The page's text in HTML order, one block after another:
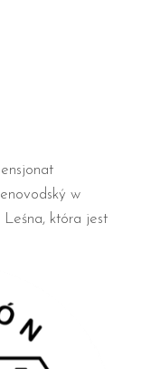
w
Leśna, która jest